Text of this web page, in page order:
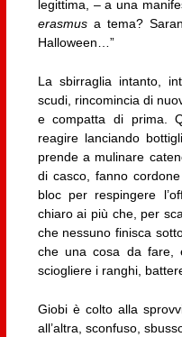
legittima, – a una
erasmusa tema?
Halloween…”
La sbirraglia intanto,
scudi, rincomincia di
e compatta di prima.
reagire lanciando
prende a mulinare
di casco, fanno
bloc per respingere
chiaro ai più che, per
che nessuno finisca
che una cosa da fare,
sciogliere i ranghi,
Giobi è colto alla
all’altra, sconfuso,